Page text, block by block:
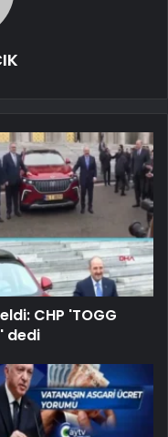
CHP 'TOGG
dedi